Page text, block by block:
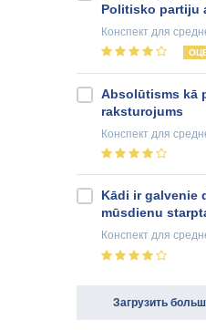
Politisko partiju
Конспект для
Absolūtisms kā
raksturojums
Конспект для
Kādi ir galvenie
mūsdienu
Конспект для
Загрузить